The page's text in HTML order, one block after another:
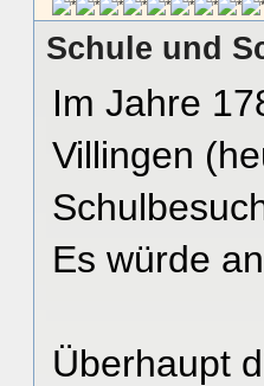
Schule und
Im Jahre
Villingen
Es würde
Überhaupt